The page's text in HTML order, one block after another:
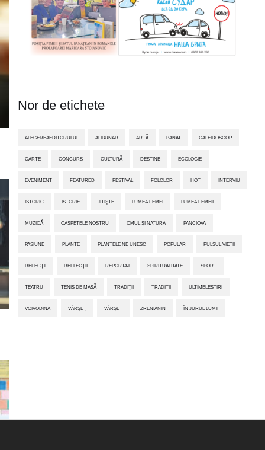
Nor de etichete
ALEGEREAEDITORULUI ALIBUNAR ARTĂ BANAT CALEIDOSCOP
CARTE CONCURS CULTURĂ DESTINE ECOLOGIE
EVENIMENT FEATURED FESTIVAL FOLCLOR HOT INTERVIU
ISTORIC ISTORIE JITIŞTE LUMEA FEMEI LUMEA FEMEII
MUZICĂ OASPETELE NOSTRU OMUL ȘI NATURA PANCIOVA
PASIUNE PLANTE PLANTELE NE UNESC POPULAR PULSUL VIEȚII
REFECȚII REFLECȚII REPORTAJ SPIRITUALITATE SPORT
TEATRU TENIS DE MASĂ TRADIŢII TRADIȚII ULTIMELESTIRI
VOIVODINA VÂRŞEŢ VÂRȘEȚ ZRENIANIN ÎN JURUL LUMII